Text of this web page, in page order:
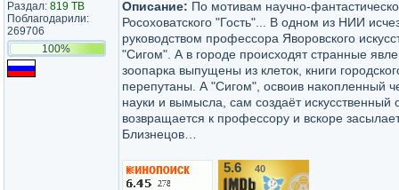
Раздал: 819 TB
Поблагодарили:
269706
100%
Описание: По мотивам научно-
Росоховатского "Гость"... В одном из НИИ
руководством профессора Яворовского
"Сигом". А в городе происходят странные
зоопарка выпущены из клеток, книги
перепутаны. А "Сигом", освоив накопленный
науки и вымысла, сам создаёт искусственный
возвращается к профессору и вскоре
Близнецов…
5.6 40